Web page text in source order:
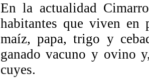
En la actualidad
habitantes que viven en
maíz, papa, trigo y
ganado vacuno y ovino
cuyes.